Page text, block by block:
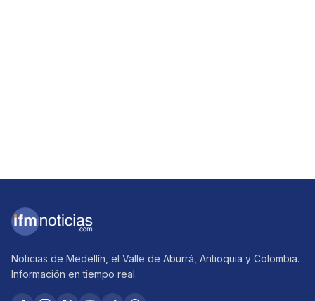
Noticias de Medellín, el Valle de Aburrá, Antioquia y Colombia.
Información en tiempo real.